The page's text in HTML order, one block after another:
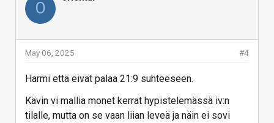
O
#4
May 06, 2025
Harmi että eivät palaa 21:9 suhteeseen.
Kävin vi mallia monet kerrat hypistelemässä iv:n
tilalle, mutta on se vaan liian leveä ja näin ei sovi